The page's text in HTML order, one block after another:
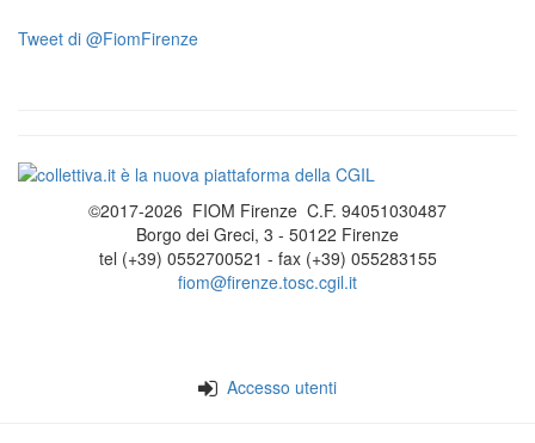
Tweet di @FiomFirenze
©2017-2026 FIOM Firenze C.F. 94051030487
Borgo dei Greci, 3 - 50122 Firenze
tel (+39) 0552700521 - fax (+39) 055283155
fiom@firenze.tosc.cgil.it
Accesso utenti